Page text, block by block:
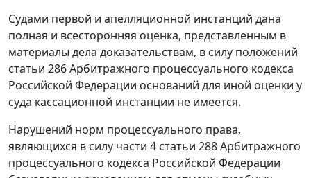
Судами первой и апелляционной инстанций дана
полная и всесторонняя оценка, представленным в
материалы дела доказательствам, в силу положений
статьи 286Арбитражного процессуального кодекса
Российской Федерации оснований для иной оценки у
суда кассационной инстанции не имеется.
Нарушений норм процессуального права,
являющихся в силу части 4 статьи 288Арбитражного
процессуального кодекса Российской Федерации